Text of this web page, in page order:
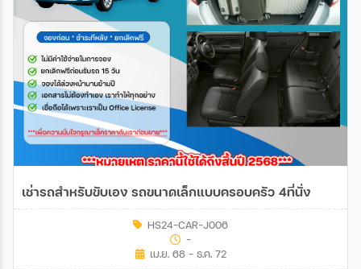
เช่ารถสำหรับขับเอง รถขนาดเล็กแบบครอบครัว 4ที่นั่ง
HS24-CAR-J006
-
เม.ย. 68 - ธ.ค. 72